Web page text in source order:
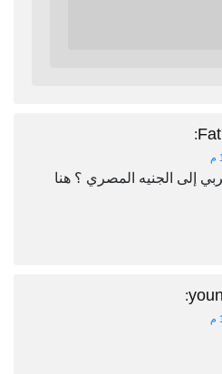
:
إلى الجنيه المصري ؟ هنا
: